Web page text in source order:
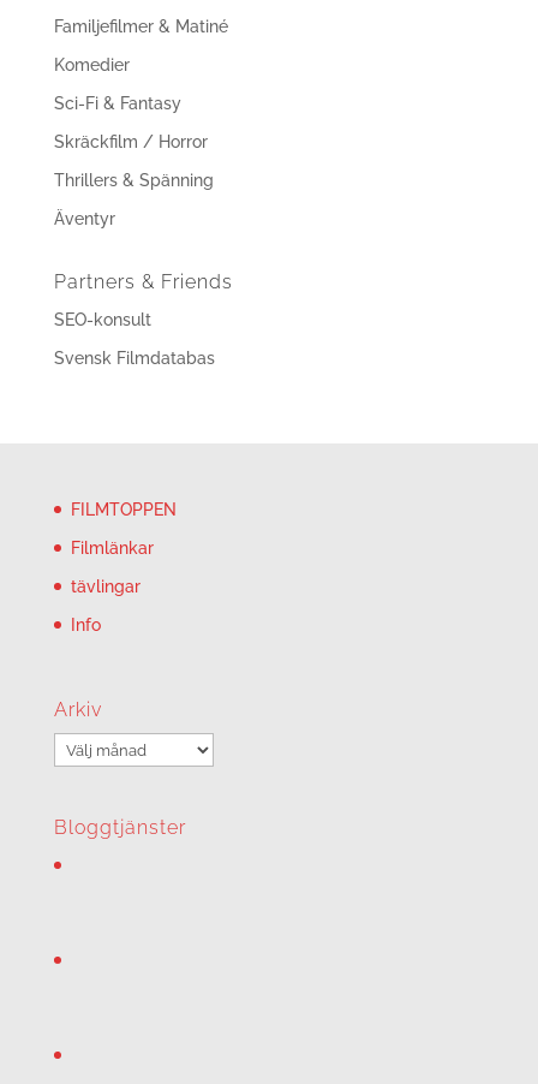
Familjefilmer & Matiné
Komedier
Sci-Fi & Fantasy
Skräckfilm / Horror
Thrillers & Spänning
Äventyr
Partners & Friends
SEO-konsult
Svensk Filmdatabas
FILMTOPPEN
Filmlänkar
tävlingar
Info
Arkiv
Arkiv
Bloggtjänster